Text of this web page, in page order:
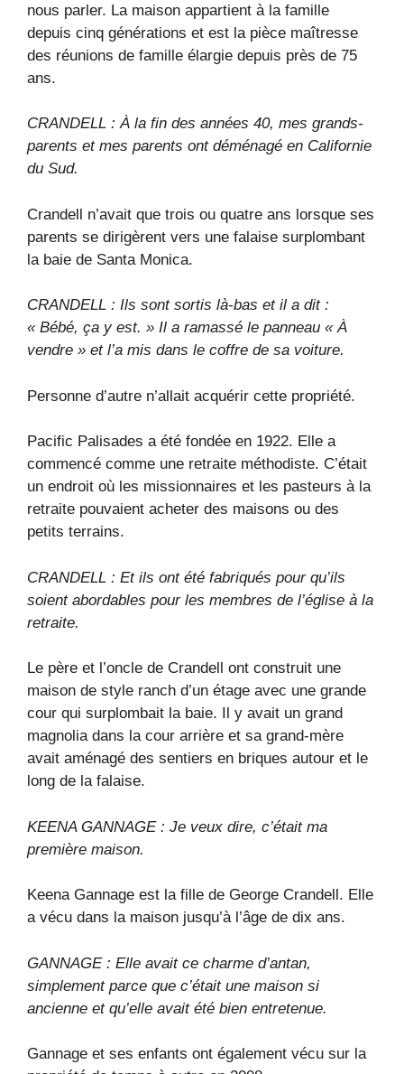
nous parler. La maison appartient à la famille
depuis cinq générations et est la pièce maîtresse
des réunions de famille élargie depuis près de 75
ans.
CRANDELL : À la fin des années 40, mes grands-
parents et mes parents ont déménagé en Californie
du Sud.
Crandell n’avait que trois ou quatre ans lorsque ses
parents se dirigèrent vers une falaise surplombant
la baie de Santa Monica.
CRANDELL : Ils sont sortis là-bas et il a dit :
« Bébé, ça y est. » Il a ramassé le panneau « À
vendre » et l’a mis dans le coffre de sa voiture.
Personne d’autre n’allait acquérir cette propriété.
Pacific Palisades a été fondée en 1922. Elle a
commencé comme une retraite méthodiste. C’était
un endroit où les missionnaires et les pasteurs à la
retraite pouvaient acheter des maisons ou des
petits terrains.
CRANDELL : Et ils ont été fabriqués pour qu’ils
soient abordables pour les membres de l’église à la
retraite.
Le père et l’oncle de Crandell ont construit une
maison de style ranch d’un étage avec une grande
cour qui surplombait la baie. Il y avait un grand
magnolia dans la cour arrière et sa grand-mère
avait aménagé des sentiers en briques autour et le
long de la falaise.
KEENA GANNAGE : Je veux dire, c’était ma
première maison.
Keena Gannage est la fille de George Crandell. Elle
a vécu dans la maison jusqu’à l’âge de dix ans.
GANNAGE : Elle avait ce charme d’antan,
simplement parce que c’était une maison si
ancienne et qu’elle avait été bien entretenue.
Gannage et ses enfants ont également vécu sur la